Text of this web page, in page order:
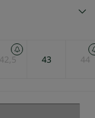
42,5 43 44